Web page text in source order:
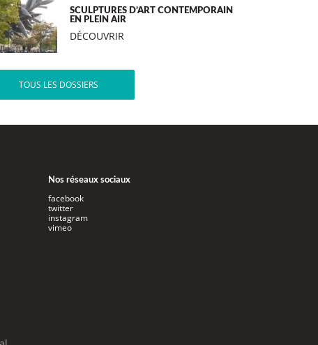
SCULPTURES D’ART CONTEMPORAIN
EN PLEIN AIR
DÉCOUVRIR
TOUS LES DOSSIERS
Nos réseaux sociaux
facebook
twitter
instagram
vimeo